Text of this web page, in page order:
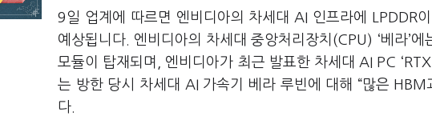
9일 업계에 따르면 엔비디아의 차세대 AI 인프라에 LPDDR
예상됩니다. 엔비디아의 차세대 중앙처리장치(CPU) ‘베라’
모듈이 탑재되며, 엔비디아가 최근 발표한 차세대 AI PC
는 방한 당시 차세대 AI 가속기 베라 루빈에 대해 “많은
다.